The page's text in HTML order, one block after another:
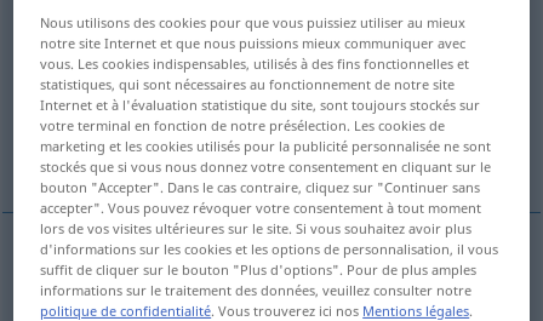
provechoso [proβeˈtʃoso]adj
Vue d'ensemble de toutes les traductions
(Pour plus d'informations, cliquez sur/touchez la traduction)
nützlich, vorteilhaft, einträglich
nützlich,vorteilhaft provechoso
Nous utilisons des cookies pour que vous puissiez utiliser au mieux
notre site Internet et que nous puissions mieux communiquer avec
vous. Les cookies indispensables, utilisés à des fins fonctionnelles et
statistiques, qui sont nécessaires au fonctionnement de notre site
Internet et à l'évaluation statistique du site, sont toujours stockés sur
votre terminal en fonction de notre présélection. Les cookies de
marketing et les cookies utilisés pour la publicité personnalisée ne sont
stockés que si vous nous donnez votre consentement en cliquant sur le
bouton "Accepter". Dans le cas contraire, cliquez sur "Continuer sans
accepter". Vous pouvez révoquer votre consentement à tout moment
lors de vos visites ultérieures sur le site. Si vous souhaitez avoir plus
d'informations sur les cookies et les options de personnalisation, il vous
suffit de cliquer sur le bouton "Plus d'options". Pour de plus amples
informations sur le traitement des données, veuillez consulter notre
politique de confidentialité. Vous trouverez ici nos Mentions légales.